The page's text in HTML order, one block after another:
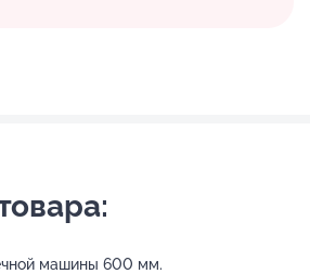
машины 600 мм.